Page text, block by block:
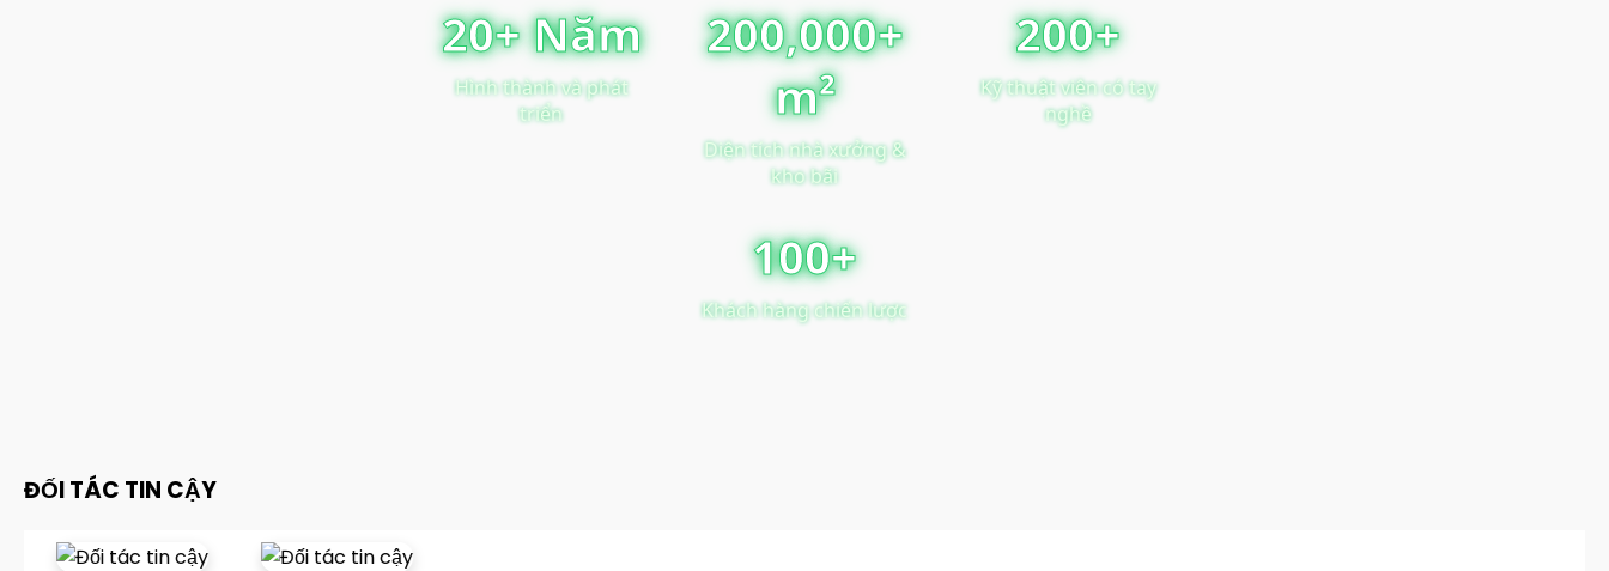
20+ Năm
Hình thành và phát
triển
200,000+
m²
Diện tích nhà xưởng &
kho bãi
200+
Kỹ thuật viên có tay
nghề
100+
Khách hàng chiến lược
ĐỐI TÁC TIN CẬY